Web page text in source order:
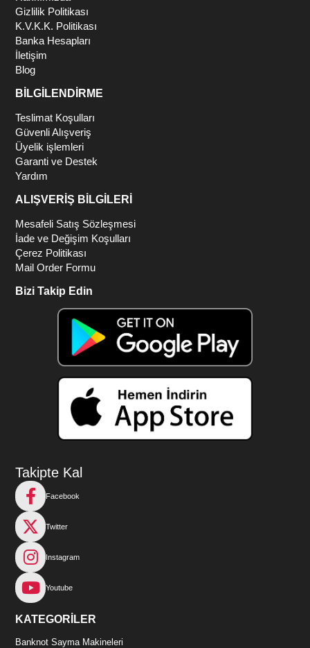
Gizlilik Politikası
K.V.K.K. Politikası
Banka Hesapları
İletişim
Blog
BİLGİLENDİRME
Teslimat Koşulları
Güvenli Alışveriş
Üyelik işlemleri
Garanti ve Destek
Yardım
ALIŞVERİŞ BİLGİLERİ
Mesafeli Satış Sözleşmesi
İade ve Değişim Koşulları
Çerez Politikası
Mail Order Formu
Bizi Takip Edin
Takipte Kal
Facebook
Twitter
Instagram
Youtube
KATEGORİLER
Banknot Sayma Makineleri